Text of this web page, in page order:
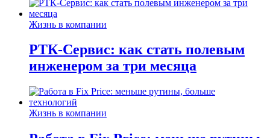
Жизнь в компании
РТК-Сервис: как стать полевым
инженером за три месяца
Жизнь в компании